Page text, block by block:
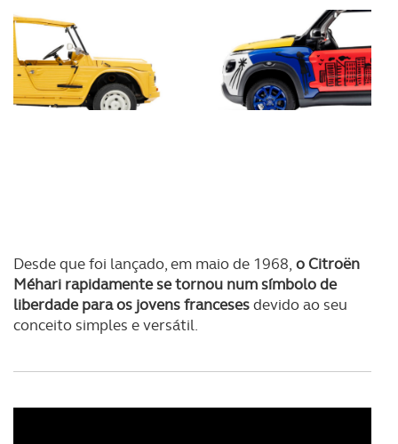
Desde que foi lançado, em maio de 1968, o Citroën
Méhari rapidamente se tornou num símbolo de
liberdade para os jovens francesesdevido ao seu
conceito simples e versátil.